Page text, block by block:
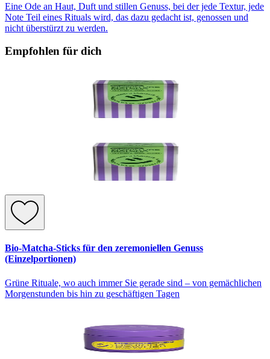
Eine Ode an Haut, Duft und stillen Genuss, bei der jede Textur, jede
Note Teil eines Rituals wird, das dazu gedacht ist, genossen und
nicht überstürzt zu werden.
Empfohlen für dich
Bio-Matcha-Sticks für den zeremoniellen Genuss
(Einzelportionen)
Grüne Rituale, wo auch immer Sie gerade sind – von gemächlichen
Morgenstunden bis hin zu geschäftigen Tagen